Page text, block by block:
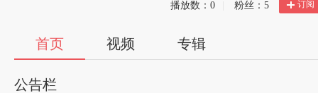
播放数： 0 粉丝： 5 订阅
首页 视频 专辑
公告栏